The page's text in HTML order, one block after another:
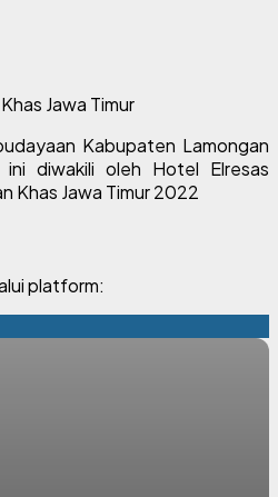
Kabupaten Lamongan
diwakili oleh Hotel Elresas
Khas Jawa Timur 2022
platform: